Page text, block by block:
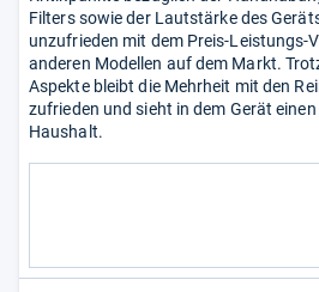
Filters sowie der Lautstärke des
unzufrieden mit dem Preis-Leistungs-
anderen Modellen auf dem Markt.
Aspekte bleibt die Mehrheit mit den
zufrieden und sieht in dem Gerät
Haushalt.